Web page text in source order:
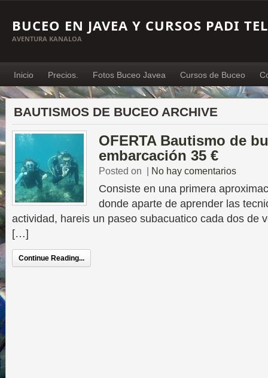
BUCEO EN JAVEA Y CURSOS PADI
AVENTURA KANALOA
Inicio Precios. Fotos Buceo Javea Cursos de Buceo
BAUTISMOS DE BUCEO ARCHIVE
OFERTA Bautismo de
embarcación 35 €
Posted on | No hay comentarios
Consiste en una primera
donde aparte de aprender las
actividad, hareis un paseo subacuatico cada dos de
[…]
Continue Reading...